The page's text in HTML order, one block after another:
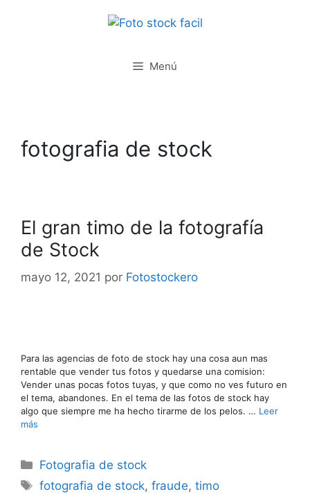
Menú
fotografia de stock
El gran timo de la fotografía
de Stock
mayo 12, 2021 por Fotostockero
Para las agencias de foto de stock hay una cosa aun mas
rentable que vender tus fotos y quedarse una comision:
Vender unas pocas fotos tuyas, y que como no ves futuro en
el tema, abandones. En el tema de las fotos de stock hay
algo que siempre me ha hecho tirarme de los pelos. … Leer
más
Categorías
Fotografia de stock
Etiquetas
fotografia de stock,fraude,timo